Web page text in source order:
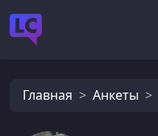
Главная Анкеты